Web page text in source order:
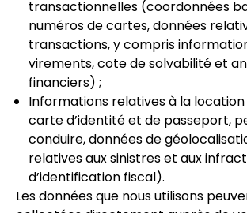
transactionnelles (coordonnées
numéros de cartes, données
transactions, y compris
virements, cote de solvabilité et
financiers) ;
Informations relatives à la
carte d’identité et de passeport,
conduire, données de
relatives aux sinistres et aux
d’identification fiscal).
Les données que nous utilisons